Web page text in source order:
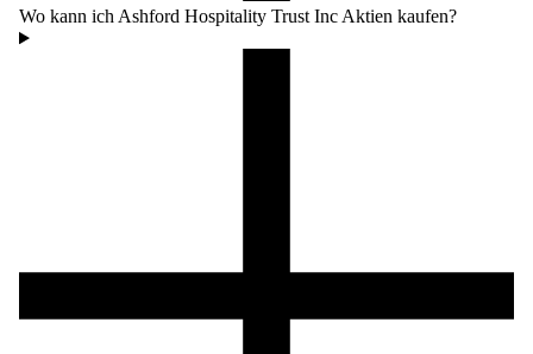
Wo kann ich Ashford Hospitality Trust Inc Aktien kaufen?